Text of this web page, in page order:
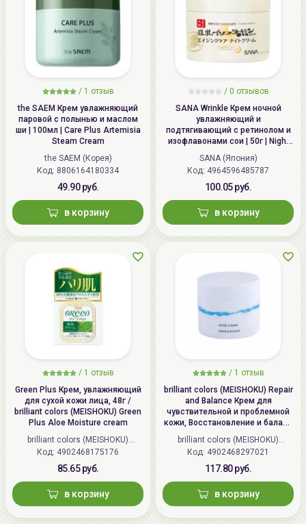
/ 1 отзыв
the SAEM Крем увлажняющий
паровой с полынью и маслом
ши | 100мл | Care Plus Artemisia
Steam Cream
the SAEM (Корея)
Код: 8806164180334
49.90 руб.
в корзину
/ 0 отзывов
SANA Wrinkle Крем ночной
увлажняющий и
подтягивающий с ретинолом и
изофлавонами сои | 50г | Night
Wrinkle Cream
SANA (Япония)
Код: 4964596485787
100.05 руб.
в корзину
/ 1 отзыв
Green Plus Крем, увлажняющий
для сухой кожи лица, 48г /
brilliant colors (MEISHOKU) Green
Plus Aloe Moisture cream
brilliant colors (MEISHOKU)
(Япония)
Код: 4902468175176
85.65 руб.
в корзину
/ 1 отзыв
brilliant colors (MEISHOKU) Repair
and Balance Крем для
чувствительной и проблемной
кожи, Восстановление и баланс
| 45г | Repair and Balance Mild
Cream
brilliant colors (MEISHOKU)
(Япония)
Код: 4902468297021
117.80 руб.
в корзину